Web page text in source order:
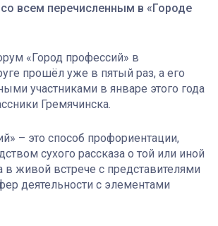
всем перечисленным в «Городе
«Город профессий» в
прошёл уже в пятый раз, а его
участниками в январе этого года
Гремячинска.
– это способ профориентации,
сухого рассказа о той или иной
в живой встрече с представителями
деятельности с элементами